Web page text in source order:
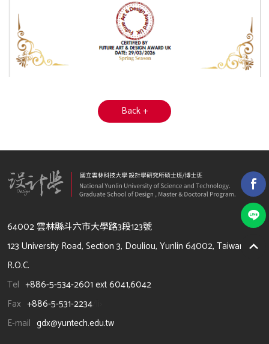
Back +
64002 雲林縣斗六市大學路3段123號
123 University Road, Section 3, Douliou, Yunlin 64002, Taiwan,
R.O.C.
Tel +886-5-534-2601 ext 6041,6042
Fax +886-5-531-2234
E-mail gdx@yuntech.edu.tw